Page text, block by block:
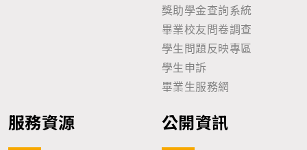
獎助學金查詢系統
畢業校友問卷調查
學生問題反映專區
學生申訴
畢業生服務網
服務資源 公開資訊